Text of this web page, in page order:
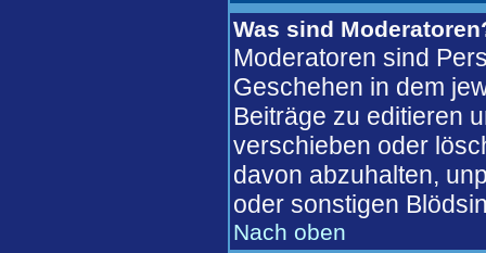
Was sind
Moderatoren sind
Geschehen in dem
Beiträge zu editieren
verschieben oder
davon abzuhalten,
oder sonstigen
Nach oben